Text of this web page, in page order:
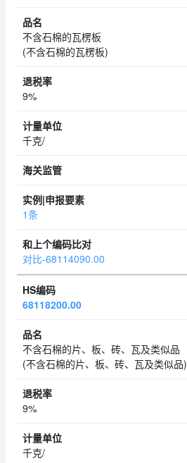
不含石棉的瓦楞板
(不含石棉的瓦楞板)
9%
千克/
1条
对比-68114090.00
68118200.00
不含石棉的片、板、砖、瓦及类似品
(不含石棉的片、板、砖、瓦及类似品)
9%
千克/